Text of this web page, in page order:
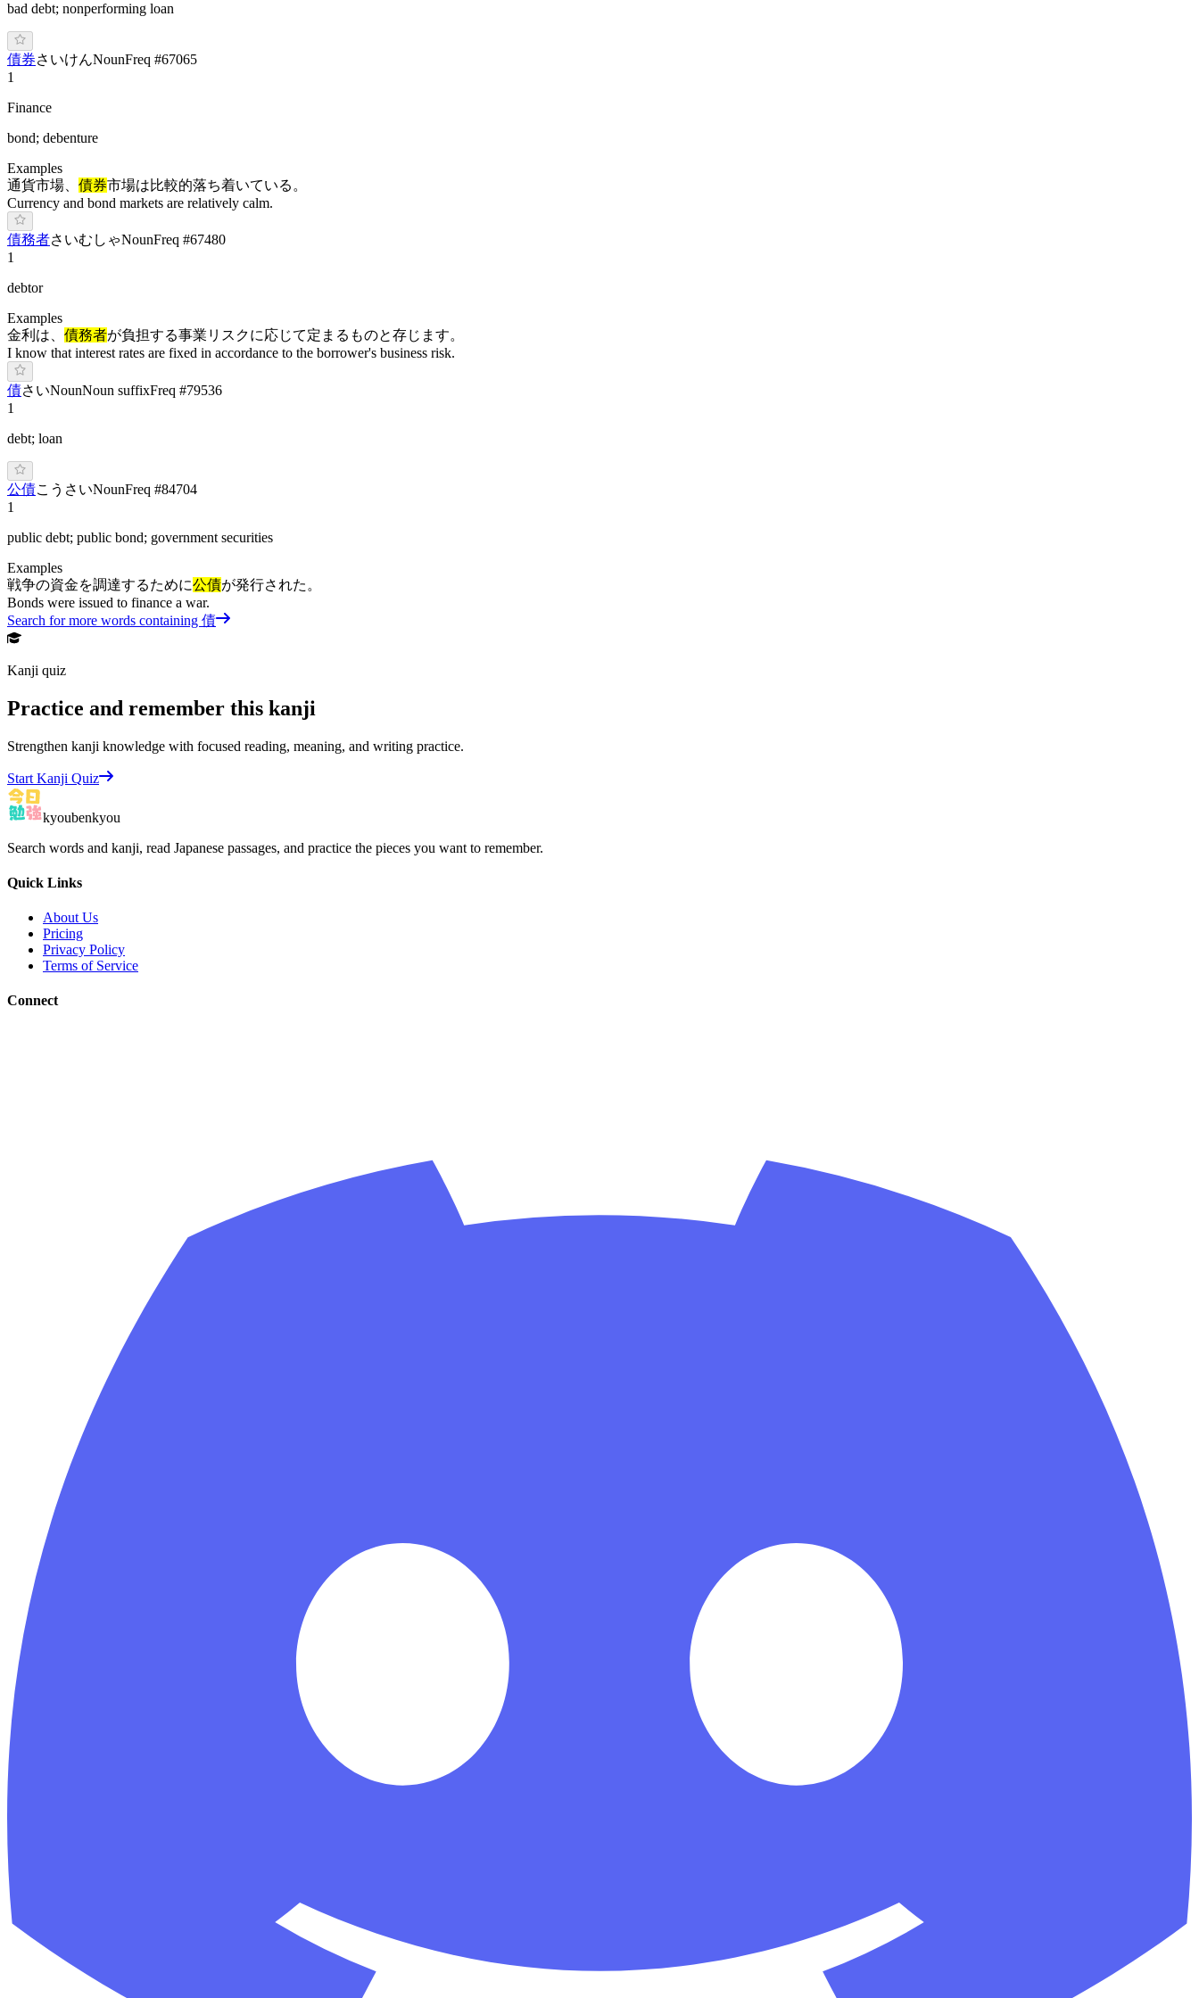
bad debt; nonperforming loan
債券さ いけんNounFreq #67065
1
Finance
bond; debenture
Examples
通貨市場、 債券市場は比較的落ち着いている。
Currency and bond markets are relatively calm.
債務者さ いむ しゃNounFreq #67480
1
debtor
Examples
金利は、 債務者が負担する事業リスクに応じて定まるものと存じます。
I know that interest rates are fixed in accordance to the borrower's business risk.
債さ いNounNoun suffixFreq #79536
1
debt; loan
公債こ うさいNounFreq #84704
1
public debt; public bond; government securities
Examples
戦争の資金を調達するために公債が発行された。
Bonds were issued to finance a war.
Search for more words containing 債
Kanji quiz
Practice and remember this kanji
Strengthen kanji knowledge with focused reading, meaning, and writing practice.
Start Kanji Quiz
kyoubenkyou
Search words and kanji, read Japanese passages, and practice the pieces you want to remember.
Quick Links
About Us
Pricing
Privacy Policy
Terms of Service
Connect